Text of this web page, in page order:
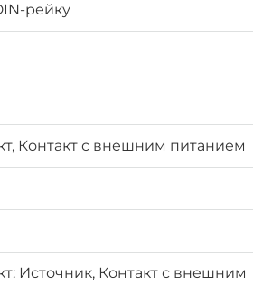
рейку
Контакт с внешним питанием
Источник, Контакт с внешним